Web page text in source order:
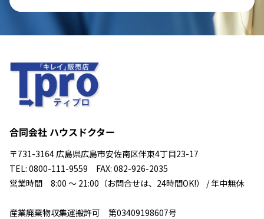
合同会社 ハウスドクター
〒731-3164 広島県広島市安佐南区伴東4丁目23-17
TEL: 0800-111-9559 FAX: 082-926-2035
営業時間 8:00 ～ 21:00（お問合せは、24時間OK!） / 年中無休
産業廃棄物収集運搬許可 第03409198607号